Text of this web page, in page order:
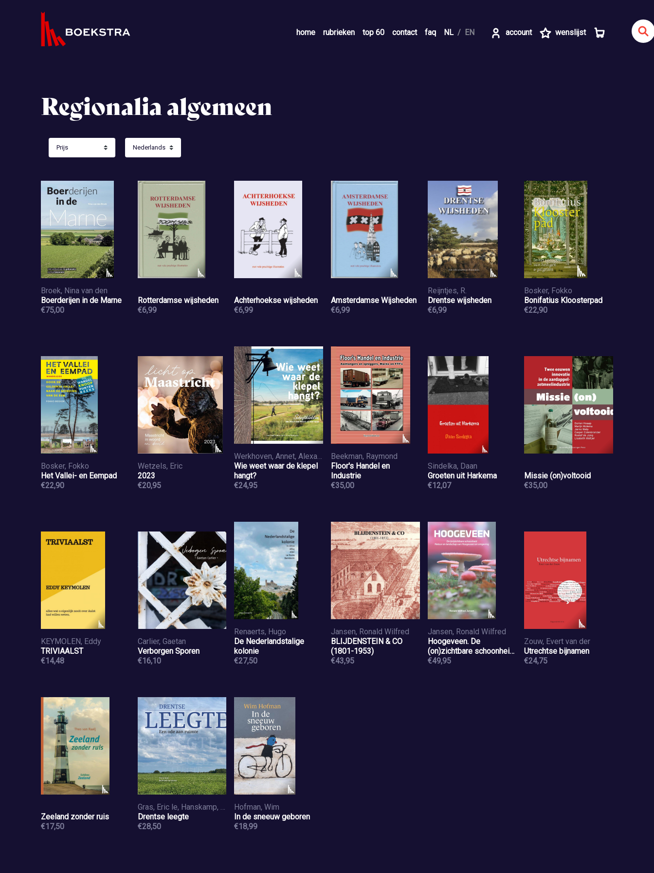
home rubrieken top 60 contact faq NL EN account wenslijst
Regionalia algemeen
Broek, Nina van den
Boerderijen in de Marne
€75,00
Rotterdamse wijsheden
€6,99
Achterhoekse wijsheden
€6,99
Amsterdamse Wijsheden
€6,99
Reijntjes, R.
Drentse wijsheden
€6,99
Bosker, Fokko
Bonifatius Kloosterpad
€22,90
Bosker, Fokko
Het Vallei- en Eempad
€22,90
Wetzels, Eric
2023
€20,95
Werkhoven, Annet, Alexander, Daniëlle
Wie weet waar de klepel
hangt?
€24,95
Beekman, Raymond
Floor's Handel en
Industrie
€35,00
Sindelka, Daan
Groeten uit Harkema
€12,07
Missie (on)voltooid
€35,00
KEYMOLEN, Eddy
TRIVIAALST
€14,48
Carlier, Gaetan
Verborgen Sporen
€16,10
Renaerts, Hugo
De Nederlandstalige
kolonie
€27,50
Jansen, Ronald Wilfred
BLIJDENSTEIN & CO
(1801-1953)
€43,95
Jansen, Ronald Wilfred
Hoogeveen. De
(on)zichtbare schoonheid.
Natuur en landschap van
€49,95
Zouw, Evert van der
Utrechtse bijnamen
€24,75
Zeeland zonder ruis
€17,50
Gras, Eric le, Hanskamp, Bernhard
Drentse leegte
€28,50
Hofman, Wim
In de sneeuw geboren
€18,99